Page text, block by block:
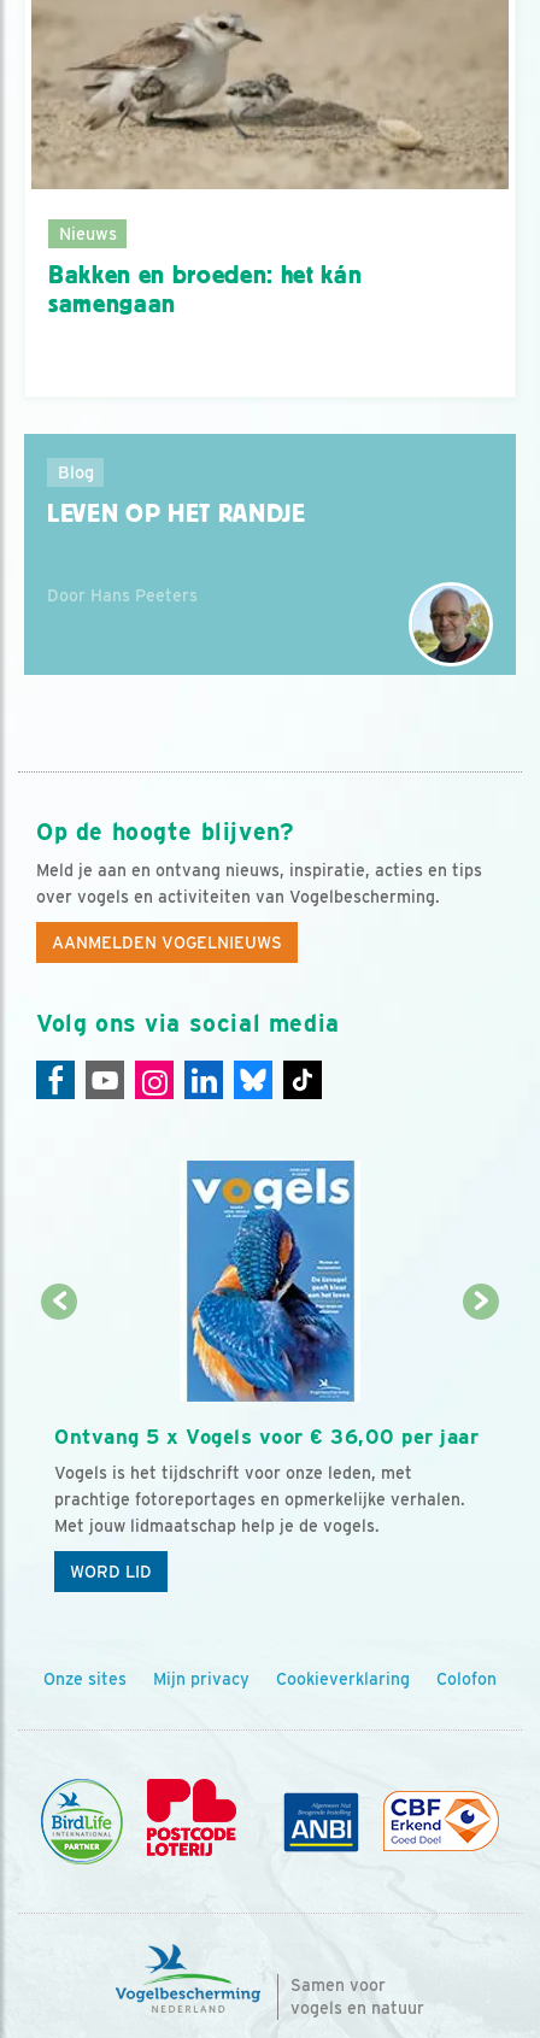
Nieuws
Bakken en broeden: het kán
samengaan
Blog
LEVEN OP HET RANDJE
Door Hans Peeters
Op de hoogte blijven?
Meld je aan en ontvang nieuws, inspiratie, acties en tips
over vogels en activiteiten van Vogelbescherming.
AANMELDEN VOGELNIEUWS
Volg ons via social media
Ontvang 5 x Vogels voor € 36,00 per jaar
Vogels is het tijdschrift voor onze leden, met
prachtige fotoreportages en opmerkelijke verhalen.
Met jouw lidmaatschap help je de vogels.
WORD LID
Onze sites Mijn privacy Cookieverklaring Colofon
Samen voor
vogels en natuur